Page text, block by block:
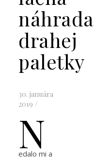
náhrada
drahej
paletky
30. januára
2019 /
N
edalo mi a